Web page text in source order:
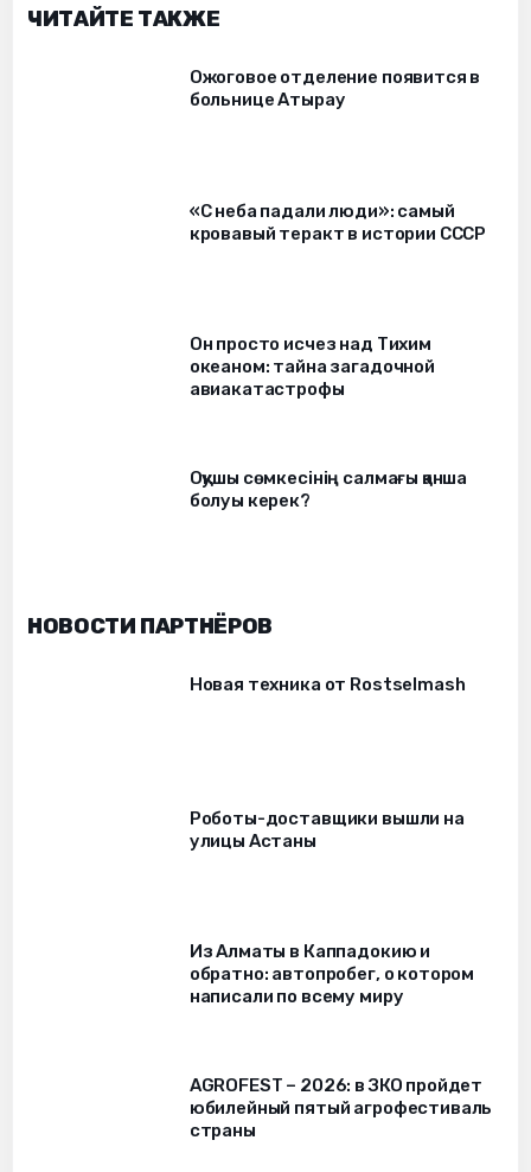
ЧИТАЙТЕ ТАКЖЕ
Ожоговое отделение появится в
больнице Атырау
«С неба падали люди»: самый
кровавый теракт в истории СССР
Он просто исчез над Тихим
океаном: тайна загадочной
авиакатастрофы
Оқушы сөмкесінің салмағы қанша
болуы керек?
НОВОСТИ ПАРТНЁРОВ
Новая техника от Rostselmash
Роботы-доставщики вышли на
улицы Астаны
Из Алматы в Каппадокию и
обратно: автопробег, о котором
написали по всему миру
AGROFEST – 2026: в ЗКО пройдет
юбилейный пятый агрофестиваль
страны